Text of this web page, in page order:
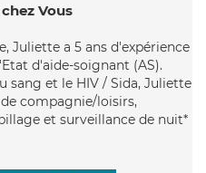
Vous
Juliette a 5 ans d'expérience
d'aide-soignant (AS).
sang et le HIV / Sida, Juliette
compagnie/loisirs,
et surveillance de nuit*